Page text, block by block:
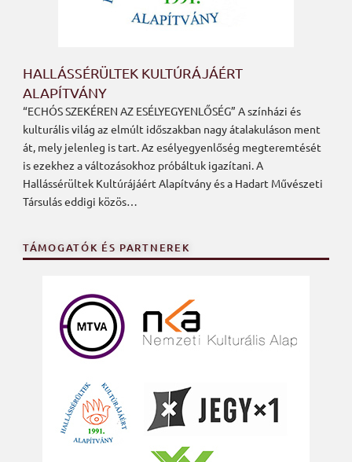
HALLÁSSÉRÜLTEK KULTÚRÁJÁÉRT
ALAPÍTVÁNY
“ECHÓS SZEKÉREN AZ ESÉLYEGYENLŐSÉG” A színházi és
kulturális világ az elmúlt időszakban nagy átalakuláson ment
át, mely jelenleg is tart. Az esélyegyenlőség megteremtését
is ezekhez a változásokhoz próbáltuk igazítani. A
Hallássérültek Kultúrájáért Alapítvány és a Hadart Művészeti
Társulás eddigi közös…
TÁMOGATÓK ÉS PARTNEREK